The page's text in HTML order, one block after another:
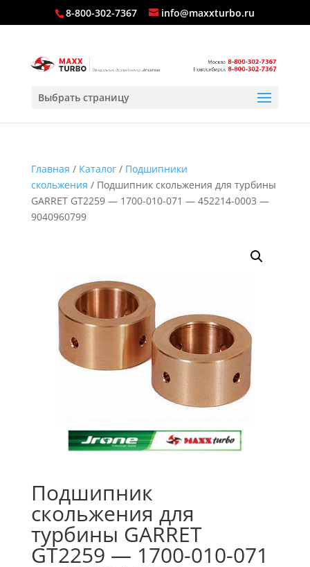
8-800-302-7367 info@maxxturbo.ru
Выбрать страницу
Главная / Каталог/ Подшипники
скольжения / Подшипник скольжения для турбины
GARRET GT2259 — 1700-010-071 — 452214-0003 —
9040960799
Подшипник
скольжения для
турбины GARRET
GT2259 — 1700-010-071